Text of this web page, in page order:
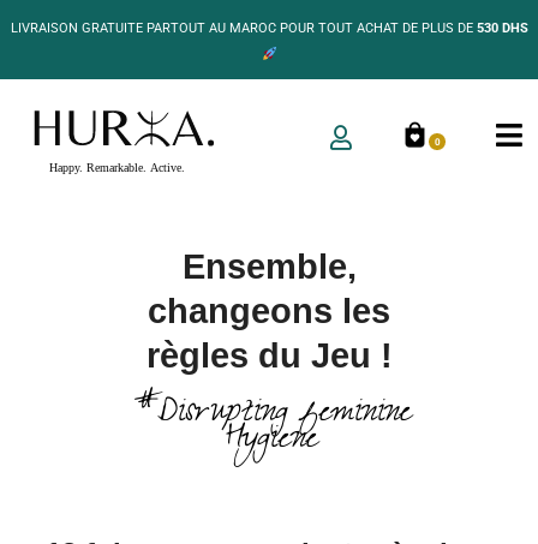
LIVRAISON GRATUITE PARTOUT AU MAROC POUR TOUT ACHAT DE PLUS DE530 DHS
0
Ensemble,
changeons les
règles du Jeu !
#Disrupting feminine
Hygiene